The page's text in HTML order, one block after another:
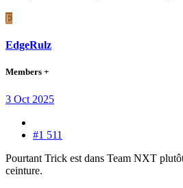
E
EdgeRulz
Members +
3 Oct 2025
#1 511
Pourtant Trick est dans Team NXT
ceinture.